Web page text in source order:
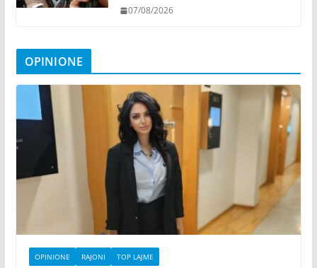
07/08/2026
OPINIONE
OPINIONE RAJONI TOP LAJME